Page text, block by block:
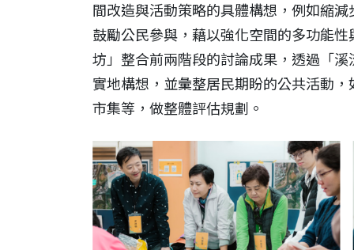
間改造與活動策略的具體構想，例如縮
鼓勵公民參與，藉以強化空間的多功能
坊」整合前兩階段的討論成果，透過「
實地構想，並彙整居民期盼的公共活動
市集等，做整體評估規劃。